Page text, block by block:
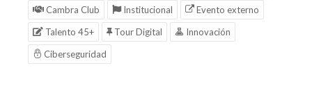
Cambra Club
Institucional
Evento externo
Talento 45+
Tour Digital
Innovación
Ciberseguridad